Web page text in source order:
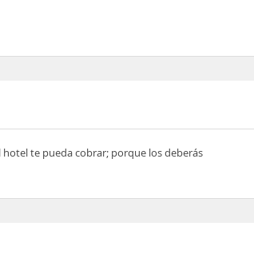
te pueda cobrar; porque los deberás